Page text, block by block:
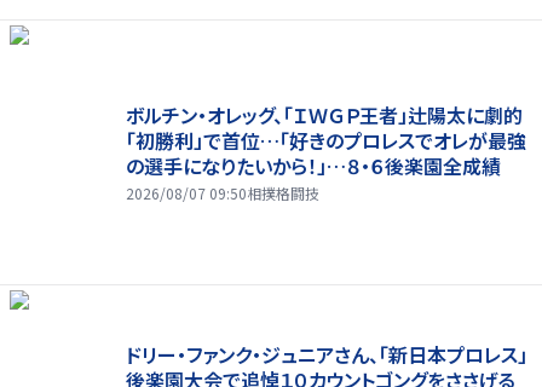
ボルチン・オレッグ、「ＩＷＧＰ王者」辻陽太に劇的
「初勝利」で首位…「好きのプロレスでオレが最強
の選手になりたいから！」…８・６後楽園全成績
2026/08/07 09:50相撲格闘技
ドリー・ファンク・ジュニアさん、「新日本プロレス」
後楽園大会で追悼１０カウントゴングをささげる